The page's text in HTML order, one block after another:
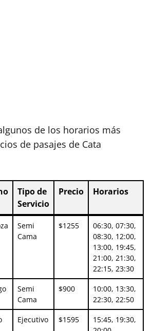
de los horarios más
de pasajes de Cata
Tipo de
Servicio
Precio Horarios
Tipo de
Servicio
Precio Horarios
Semi
Cama
$1255
06:30, 07:30,
08:30, 12:00,
13:00, 19:45,
21:00, 21:30,
22:15, 23:30
Semi
Cama
$900
10:00, 13:30,
22:30, 22:50
Ejecutivo $1595
15:45, 19:30,